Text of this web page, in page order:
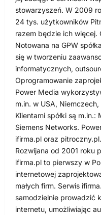
stowarzyszeń. W 2009
24 tys. użytkowników
razem będzie ich więcej.
Notowana na GPW
się w tworzeniu
informatycznych,
Oprogramowanie
Power Media
m.in. w USA,
Klientami spółki są
Siemens Networks.
ifirma.pl oraz
Rozwijana od 2001 roku
ifirma.pl to pierwszy w
internetowej
małych firm. Serwis
samodzielnie prowadzić
internetu, umożliwiając